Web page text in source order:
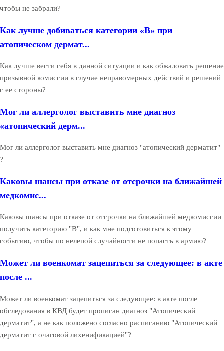
чтобы не забрали?
Как лучше добиваться категории «В» при
атопическом дермат...
Как лучше вести себя в данной ситуации и как обжаловать решение
призывной комиссии в случае неправомерных действий и решений
с ее стороны?
Мог ли аллерголог выставить мне диагноз
«атопический дерм...
Мог ли аллерголог выставить мне диагноз "атопический дерматит"
?
Каковы шансы при отказе от отсрочки на ближайшей
медкомис...
Каковы шансы при отказе от отсрочки на ближайшей медкомиссии
получить категорию "В", и как мне подготовиться к этому
событию, чтобы по нелепой случайности не попасть в армию?
Может ли военкомат зацепиться за следующее: в акте
после ...
Может ли военкомат зацепиться за следующее: в акте после
обследования в КВД будет прописан диагноз "Атопический
дерматит", а не как положено согласно расписанию "Атопический
дерматит с очаговой лихенификацией"?